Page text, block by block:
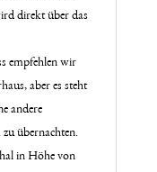
direkt über das
empfehlen wir
aber es steht
andere
übernachten.
in Höhe von